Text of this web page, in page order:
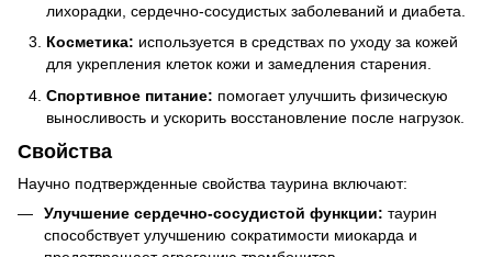
лихорадки, сердечно-сосудистых заболеваний и диабета.
Косметика: используется в средствах по уходу за кожей
для укрепления клеток кожи и замедления старения.
Спортивное питание: помогает улучшить физическую
выносливость и ускорить восстановление после нагрузок.
Свойства
Научно подтвержденные свойства таурина включают:
Улучшение сердечно-сосудистой функции: таурин
способствует улучшению сократимости миокарда и